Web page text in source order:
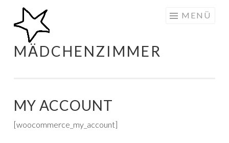
Zum
Inhalt
springen
MÄDCHENZIMMER
MENÜ
MY ACCOUNT
[woocommerce_my_account]